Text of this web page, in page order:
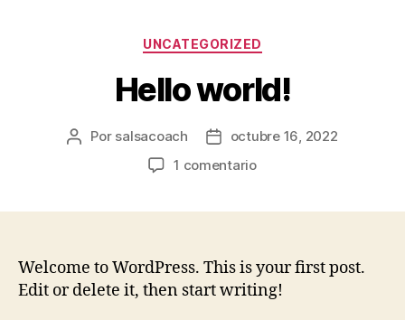
UNCATEGORIZED
Hello world!
Por salsacoach
octubre 16, 2022
1 comentario
Welcome to WordPress. This is your first post.
Edit or delete it, then start writing!